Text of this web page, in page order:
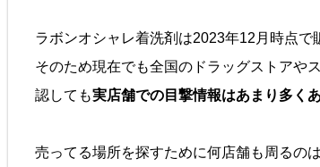
ラボンオシャレ着洗剤は2023年12月時点で
そのため現在でも全国のドラッグストアや
認しても実店舗での目撃情報はあまり多く
売ってる場所を探すために何店舗も周るの